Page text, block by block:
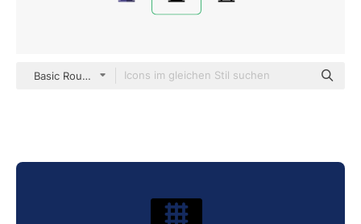
Basic Rounded Filled